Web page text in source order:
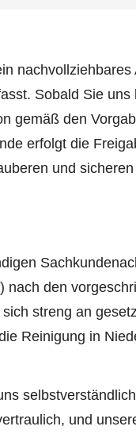
nachvollziehbares
Sobald Sie
gemäß den
erfolgt die
und
nach den
streng an
Reinigung in
und